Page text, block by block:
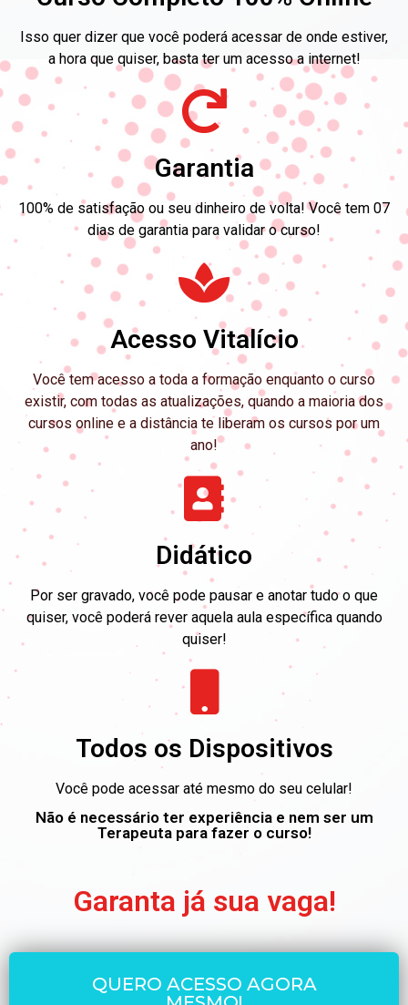
Isso quer dizer que você poderá acessar de onde estiver,
a hora que quiser, basta ter um acesso a internet!
Garantia
100% de satisfação ou seu dinheiro de volta! Você tem 07
dias de garantia para validar o curso!
Acesso Vitalício
Você tem acesso a toda a formação enquanto o curso
existir, com todas as atualizações, quando a maioria dos
cursos online e a distância te liberam os cursos por um
ano!
Didático
Por ser gravado, você pode pausar e anotar tudo o que
quiser, você poderá rever aquela aula específica quando
quiser!​
Todos os Dispositivos
Você pode acessar até mesmo do seu celular!
Não é necessário ter experiência e nem ser um
Terapeuta para fazer o curso!
Garanta já sua vaga!
QUERO ACESSO AGORA